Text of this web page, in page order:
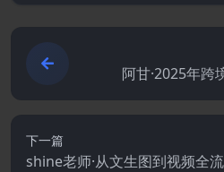
阿甘·2025年跨
下一篇
shine老师·从文生图到视频全